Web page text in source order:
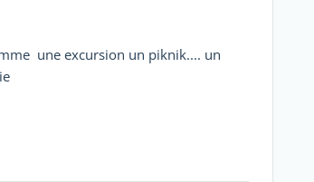
une excursion un piknik.... un